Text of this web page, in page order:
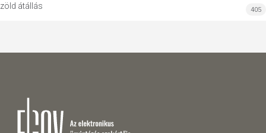
zöld átállás 405